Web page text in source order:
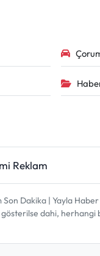
Reklam
Dakika | Yayla
gösterilse dahi,